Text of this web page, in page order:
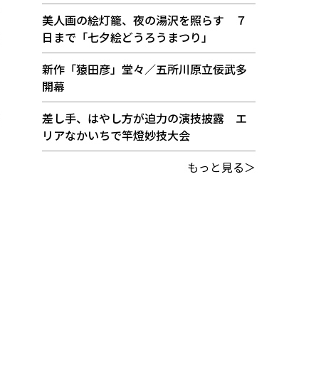
美人画の絵灯籠、夜の湯沢を照らす ７
日まで「七夕絵どうろうまつり」
新作「猿田彦」堂々／五所川原立佞武多
開幕
差し手、はやし方が迫力の演技披露 エ
リアなかいちで竿燈妙技大会
もっと見る＞